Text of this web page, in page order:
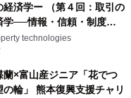
経済学ー （第４回：取引の
学──情報・信頼・制度を
どう組み替えるか）｜
technologies
蘭×富山産ジニア「花でつ
の輪」 熊本復興支援チャリ